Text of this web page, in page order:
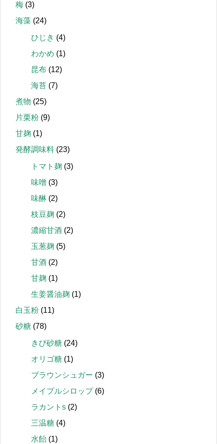
梅 (3)
海藻 (24)
ひじき (4)
わかめ (1)
昆布 (12)
海苔 (7)
煮物 (25)
片栗粉 (9)
甘麹 (1)
発酵調味料 (23)
トマト麹 (3)
味噌 (3)
味醂 (2)
枝豆麹 (2)
濃縮甘酒 (2)
玉葱麹 (5)
甘酒 (2)
甘麹 (1)
生姜醤油麹 (1)
白玉粉 (11)
砂糖 (78)
きび砂糖 (24)
オリゴ糖 (1)
ブラウンシュガー (3)
メイプルシロップ(6)
ラカントs (2)
三温糖 (4)
水飴 (1)